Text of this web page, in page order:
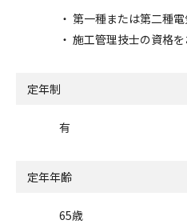
・ 第一種または第二種
・ 施工管理技士の資格
定年制
有
定年年齢
65歳